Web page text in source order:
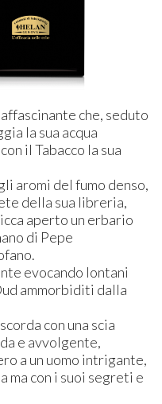
che, seduto
la sua acqua
il Tabacco la sua
aromi del fumo denso,
della sua libreria,
aperto un erbario
di Pepe
evocando lontani
ammorbiditi dalla
con una scia
e avvolgente,
a un uomo intrigante,
ma con i suoi segreti e